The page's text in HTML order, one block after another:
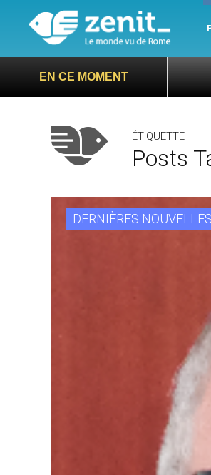
EN CE MOMENT
ÉTIQUETTE
Posts
DERNIÈRES NOUVELLES